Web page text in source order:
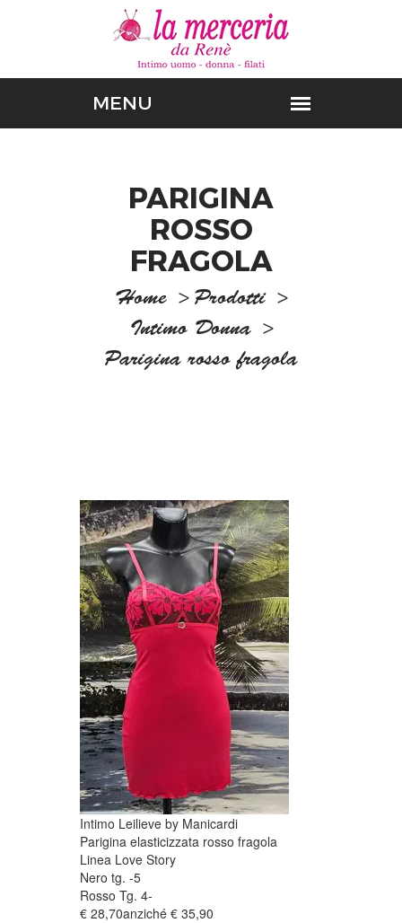
PARIGINA
ROSSO
FRAGOLA
Home > Prodotti >
Intimo Donna >
Parigina rosso fragola
Intimo Leilieve by Manicardi
Parigina elasticizzata rosso fragola
Linea Love Story
Nero tg. -5
Rosso Tg. 4-
€ 28,70anziché € 35,90